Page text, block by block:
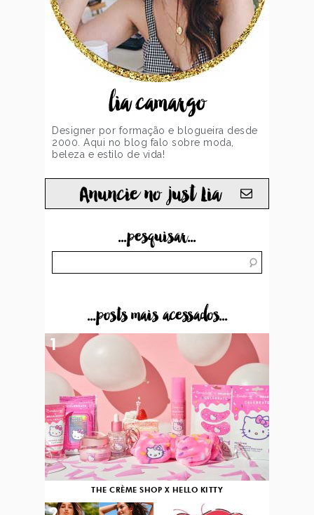
lia camargo
Designer por formação e blogueira desde
2000. Aqui no blog falo sobre moda,
beleza e estilo de vida!
Anuncie no just Lia
...pesquisar...
...posts mais acessados...
THE CRÈME SHOP X HELLO KITTY
1